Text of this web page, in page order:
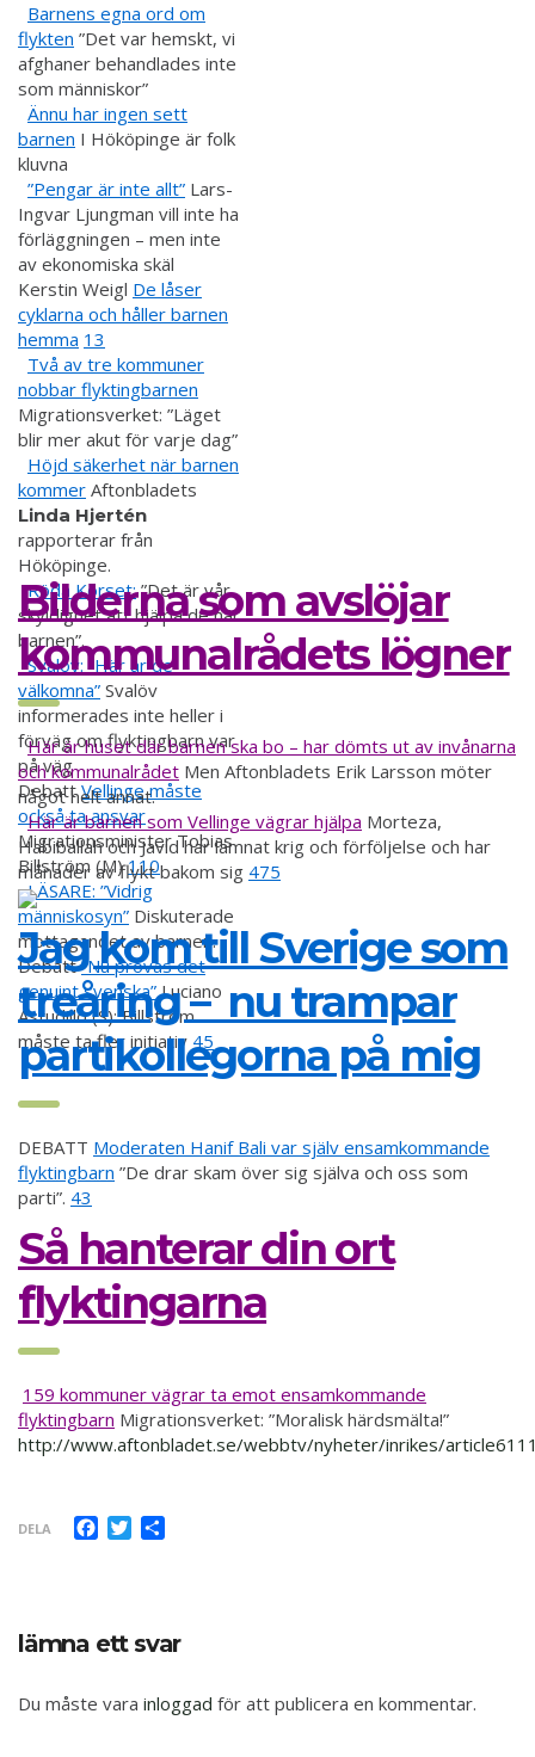
Barnens egna ord om
flykten ”Det var hemskt, vi
afghaner behandlades inte
som människor”
Ännu har ingen sett
barnen I Hököpinge är folk
kluvna
”Pengar är inte allt” Lars-
Ingvar Ljungman vill inte ha
förläggningen – men inte
av ekonomiska skäl
Kerstin Weigl De låser
cyklarna och håller barnen
hemma 13
Två av tre kommuner
nobbar flyktingbarnen
Migrationsverket: ”Läget
blir mer akut för varje dag”
Höjd säkerhet när barnen
kommer Aftonbladets
Linda Hjertén
rapporterar från
Hököpinge.
Röda Korset: ”Det är vår
skyldighet att hjälpa de här
barnen”.
Svalöv: ”Här är de
välkomna” Svalöv
informerades inte heller i
förväg om flyktingbarn var
på väg
Debatt Vellinge måste
också ta ansvar
Migrationsminister Tobias
Billström (M)110
LÄSARE: ”Vidrig
människosyn” Diskuterade
mottagandet av barnen.
Debatt ”Nu prövas det
genuint svenska” Luciano
Astudillo (S): Billström
måste ta fler initiativ 45
Bilderna som avslöjar
kommunalrådets lögner
Här är huset där barnen ska bo – har dömts ut av invånarna
och kommunalrådet Men Aftonbladets Erik Larsson möter
något helt annat.
Här är barnen som Vellinge vägrar hjälpa Morteza,
Habiballah och Javid har lämnat krig och förföljelse och har
månader av flykt bakom sig 475
Jag kom till Sverige som
treåring – nu trampar
partikollegorna på mig
DEBATT Moderaten Hanif Bali var själv ensamkommande
flyktingbarn ”De drar skam över sig själva och oss som
parti”. 43
Så hanterar din ort
flyktingarna
159 kommuner vägrar ta emot ensamkommande
flyktingbarn Migrationsverket: ”Moralisk härdsmälta!”
http://www.aftonbladet.se/webbtv/nyheter/inrikes/
DELA Facebook
Twitter
lämna ett svar
Du måste vara inloggad för att publicera en kommentar.